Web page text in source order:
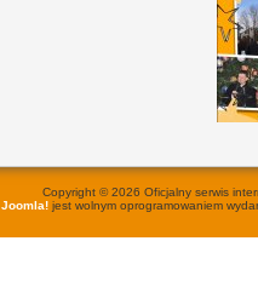
Copyright © 2026 Oficjalny serwis
Joomla!jest wolnym oprogramowaniem